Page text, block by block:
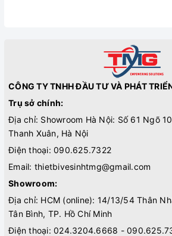
CÔNG TY TNHH ĐẦU TƯ VÀ PHÁT
Trụ sở chính:
Địa chỉ: Showroom Hà Nội: Số 61 Ngõ
Thanh Xuân, Hà Nội
Điện thoại: 090.625.7322
Email: thietbivesinhtmg@gmail.com
Showroom:
Địa chỉ: HCM (online): 14/13/54 Thân
Tân Bình, TP. Hồ Chí Minh
Điện thoại: 024.3204.6668 -